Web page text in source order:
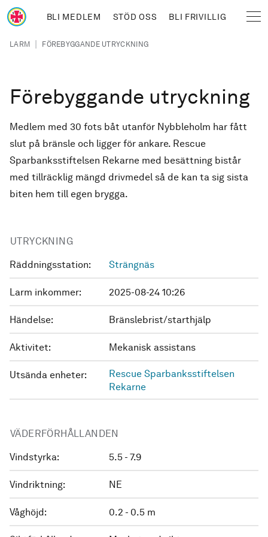
Hoppa till huvudinnehåll
BLI MEDLEM STÖD OSS BLI FRIVILLIG
Länkstig
LARM | FÖREBYGGANDE UTRYCKNING
Förebyggande utryckning
Medlem med 30 fots båt utanför Nybbleholm har fått
slut på bränsle och ligger för ankare. Rescue
Sparbanksstiftelsen Rekarne med besättning bistår
med tillräcklig mängd drivmedel så de kan ta sig sista
biten hem till egen brygga.
UTRYCKNING
Räddningsstation: Strängnäs
Larm inkommer: 2025-08-24 10:26
Händelse: Bränslebrist/starthjälp
Aktivitet: Mekanisk assistans
Utsända enheter:
Rescue Sparbanksstiftelsen
Rekarne
VÄDERFÖRHÅLLANDEN
Vindstyrka: 5.5 - 7.9
Vindriktning: NE
Våghöjd: 0.2 - 0.5 m